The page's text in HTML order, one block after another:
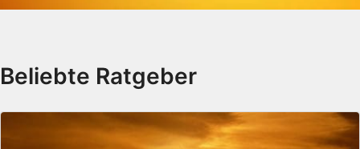
Beliebte Ratgeber